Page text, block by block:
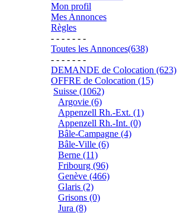
Mon profil
Mes Annonces
Règles
- - - - - - -
Toutes les Annonces(638)
- - - - - - -
DEMANDE de Colocation (623)
OFFRE de Colocation (15)
Suisse (1062)
Argovie (6)
Appenzell Rh.-Ext. (1)
Appenzell Rh.-Int. (0)
Bâle-Campagne (4)
Bâle-Ville (6)
Berne (11)
Fribourg (96)
Genève (466)
Glaris (2)
Grisons (0)
Jura (8)